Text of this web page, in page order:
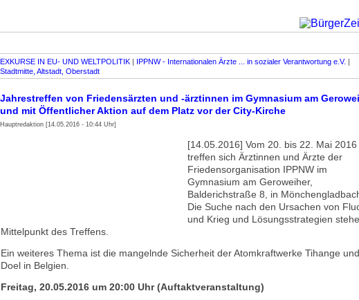
EXKURSE IN EU- UND WELTPOLITIK | IPPNW - Internationalen Ärzte ... in sozialer Verantwortung e.V. |
Stadtmitte, Altstadt, Oberstadt
Jahrestreffen von Friedensärzten und -ärztinnen im Gymnasium am
und mit Öffentlicher Aktion auf dem Platz vor der City-Kirche
Hauptredaktion [14.05.2016 - 10:44 Uhr]
[14.05.2016] Vom 20. bis 22. Mai 2016
treffen sich Ärztinnen und Ärzte der
Friedens­organisation IPPNW im
Gymnasium am Geroweiher,
Balderichstraße 8, in
Die Suche nach den Ursachen von
und Krieg und Lösungsstrategien
Mittelpunkt des Treffens.
Ein weiteres Thema ist die mangelnde Sicherheit der Atomkraftwerke Tihange und
Doel in Belgien.
Freitag, 20.05.2016 um 20:00 Uhr (Auftaktveranstaltung)